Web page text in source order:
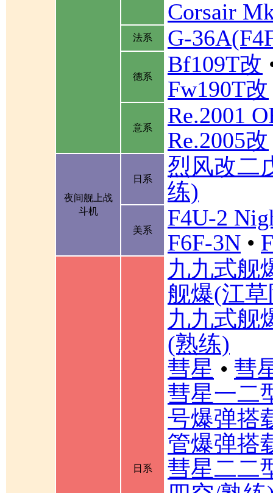
Corsair
法系 G-
德系 Bf109T改
Fw190T改
意系
Re.2001
Re.2005改
夜间舰上战
斗机
日系
烈风改二
练)
美系
F4U-2
F6F-3N •
日系
九九式舰
舰爆(江
九九式舰
(熟练)
彗星 • 彗
彗星一二
号爆弹搭
管爆弹搭
彗星二二